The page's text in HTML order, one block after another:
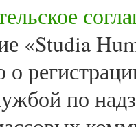
«Studia
о
по